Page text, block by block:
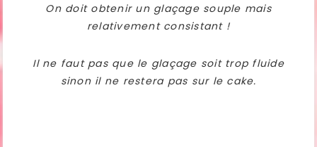
On doit obtenir un glaçage souple mais
relativement consistant !
Il ne faut pas que le glaçage soit trop fluide
sinon il ne restera pas sur le cake.